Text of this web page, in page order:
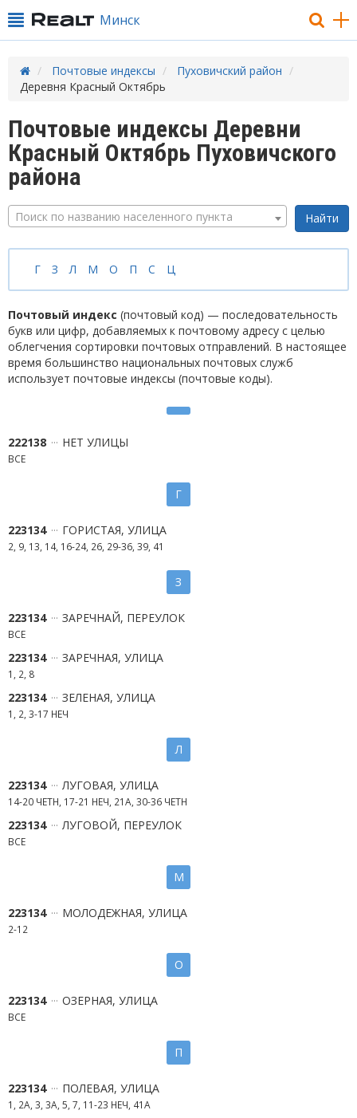
Минск
Почтовые индексы
Пуховичский район
Деревня Красный Октябрь
Почтовые индексы Деревни
Красный Октябрь Пуховичского
района
Поиск по названию населенного пункта
Г З Л М О П С Ц
Почтовый индекс (почтовый код) — последовательность
букв или цифр, добавляемых к почтовому адресу с целью
облегчения сортировки почтовых отправлений. В настоящее
время большинство национальных почтовых служб
использует почтовые индексы (почтовые коды).
222138 НЕТ УЛИЦЫ
ВСЕ
Г
223134 ГОРИСТАЯ, УЛИЦА
2, 9, 13, 14, 16-24, 26, 29-36, 39, 41
З
223134 ЗАРЕЧНАЙ, ПЕРЕУЛОК
ВСЕ
223134 ЗАРЕЧНАЯ, УЛИЦА
1, 2, 8
223134 ЗЕЛЕНАЯ, УЛИЦА
1, 2, 3-17 НЕЧ
Л
223134 ЛУГОВАЯ, УЛИЦА
14-20 ЧЕТН, 17-21 НЕЧ, 21А, 30-36 ЧЕТН
223134 ЛУГОВОЙ, ПЕРЕУЛОК
ВСЕ
М
223134 МОЛОДЕЖНАЯ, УЛИЦА
2-12
О
223134 ОЗЕРНАЯ, УЛИЦА
ВСЕ
П
223134 ПОЛЕВАЯ, УЛИЦА
1, 2А, 3, 3А, 5, 7, 11-23 НЕЧ, 41А